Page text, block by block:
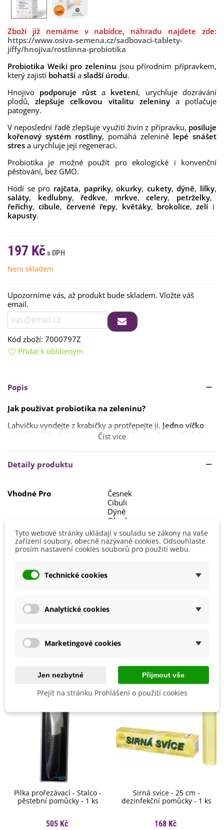
Zboží již nemáme v nabídce, náhradu najdete zde:
https://www.osiva-semena.cz/sadbovaci-tablety-
jiffy/hnojiva/rostlinna-probiotika
Probiotika Weiki pro zeleninu jsou přírodním přípravkem,
který zajistí bohatšía sladší úrodu.
Hnojivo podporuje růsta kvetení, urychluje dozrávání
plodů, zlepšuje celkovou vitalitu zeleninya potlačuje
patogeny.
V neposlední řadě zlepšuje využití živin z přípravku, posiluje
kořenový systém rostliny, pomáhá zelenině lepé snášet
stres a urychluje její regeneraci.
Probiotika je možné použít pro ekologické i konvenční
pěstování, bez GMO.
Hodí se pro rajčata, papriky, okurky, cukety, dýně, lilky,
saláty, kedlubny, ředkve, mrkve, celery, petrželky,
řeřichy, cibule, červené řepy, květáky, brokolice, zelí i
kapusty.
197 Kč
Není skladem
Upozorníme vás, až produkt bude skladem. Vložte váš
email.
Kód zboží: 7000797Z
Přidat k oblíbeným
Popis
Jak používat probiotika na zeleninu?
Lahvičku vyndejte z krabičky a protřepejte ji. Jedno víčko
roztoku vlijte do konvice se sedmi litry vody
a pořádně
Poté se rostliny zalijí. Doporučujeme postřik
10–14 dní.
Číst více
Detaily produktu
Vhodné Pro
Česnek
Cibuli
Dýně
Okurky
Papriky a chilli
Rajčata
Zelenina
Velikost Balení
Ekologické Pěstování
Ano
Mohlo by se také hodit
Pilka prořezávací - Stalco -
pěstební pomůcky - 1 ks
505 Kč
Sirná svíce - 25 cm -
dezinfekční pomůcky - 1 ks
168 Kč
Tyto webové stránky ukládají v souladu se zákony na vaše
zařízení soubory, obecně nazývané cookies. Odsouhlaste
prosím nastavení cookies souborů pro použití webu.
Technické cookies
Analytické cookies
Marketingové cookies
Jen nezbytné Přijmout vše
Přejít na stránku Prohlášení o použití cookies